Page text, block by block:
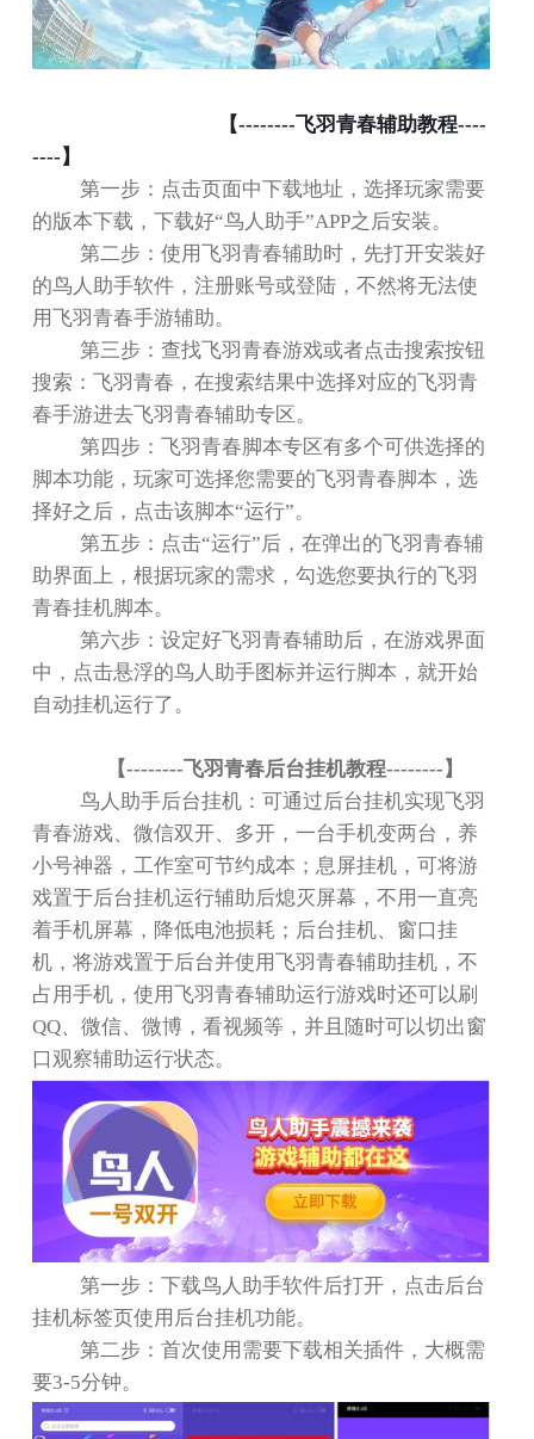
【--------飞羽青春辅助教程----
---- 】
第一步：点击页面中下载地址，选择玩家需要
的版本下载，下载好“鸟人助手”APP之后安装。
第二步：使用飞羽青春辅助时，先打开安装好
的鸟人助手软件，注册账号或登陆，不然将无法使
用飞羽青春手游辅助。
第三步：查找飞羽青春游戏或者点击搜索按钮
搜索：飞羽青春，在搜索结果中选择对应的飞羽青
春手游进去飞羽青春辅助专区。
第四步：飞羽青春脚本专区有多个可供选择的
脚本功能，玩家可选择您需要的飞羽青春脚本，选
择好之后，点击该脚本“运行”。
第五步：点击“运行”后，在弹出的飞羽青春辅
助界面上，根据玩家的需求，勾选您要执行的飞羽
青春挂机脚本。
第六步：设定好飞羽青春辅助后，在游戏界面
中，点击悬浮的鸟人助手图标并运行脚本，就开始
自动挂机运行了。
【--------飞羽青春后台挂机教程-------- 】
鸟人助手后台挂机：可通过后台挂机实现飞羽
青春游戏、微信双开、多开，一台手机变两台，养
小号神器，工作室可节约成本；息屏挂机，可将游
戏置于后台挂机运行辅助后熄灭屏幕，不用一直亮
着手机屏幕，降低电池损耗；后台挂机、窗口挂
机，将游戏置于后台并使用飞羽青春辅助挂机，不
占用手机，使用飞羽青春辅助运行游戏时还可以刷
QQ、微信、微博，看视频等，并且随时可以切出窗
口观察辅助运行状态。
第一步：下载鸟人助手软件后打开，点击后台
挂机标签页使用后台挂机功能。
第二步：首次使用需要下载相关插件，大概需
要3-5分钟。